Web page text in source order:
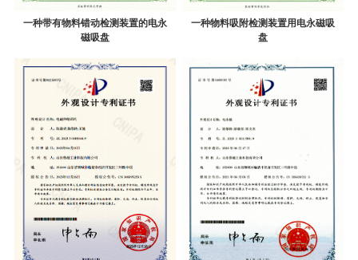
一种带有物料错动检测装置的电永
磁吸盘
一种物料吸附检测装置用电永磁吸
盘